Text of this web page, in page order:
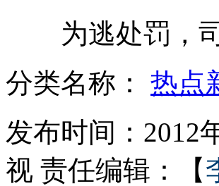
公务员录用要毕业女生填例假周期
叙爆发激烈枪战 反对派"炫耀武力"
为逃处罚，司
分类名称： 热点
发布时间：2012
视 责任编辑：【